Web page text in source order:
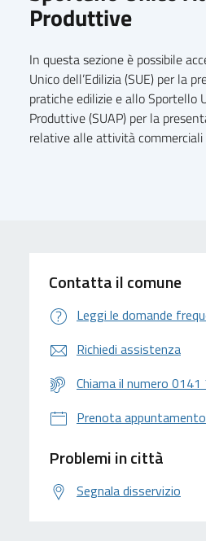
Produttive
In questa sezione è possibile
Unico dell’Edilizia (SUE) per la
pratiche edilizie e allo Sportello
Produttive (SUAP) per la
relative alle attività
Contatta il comune
Leggi le domande
Richiedi assistenza
Chiama il numero
Prenota appuntamento
Problemi in città
Segnala disservizio